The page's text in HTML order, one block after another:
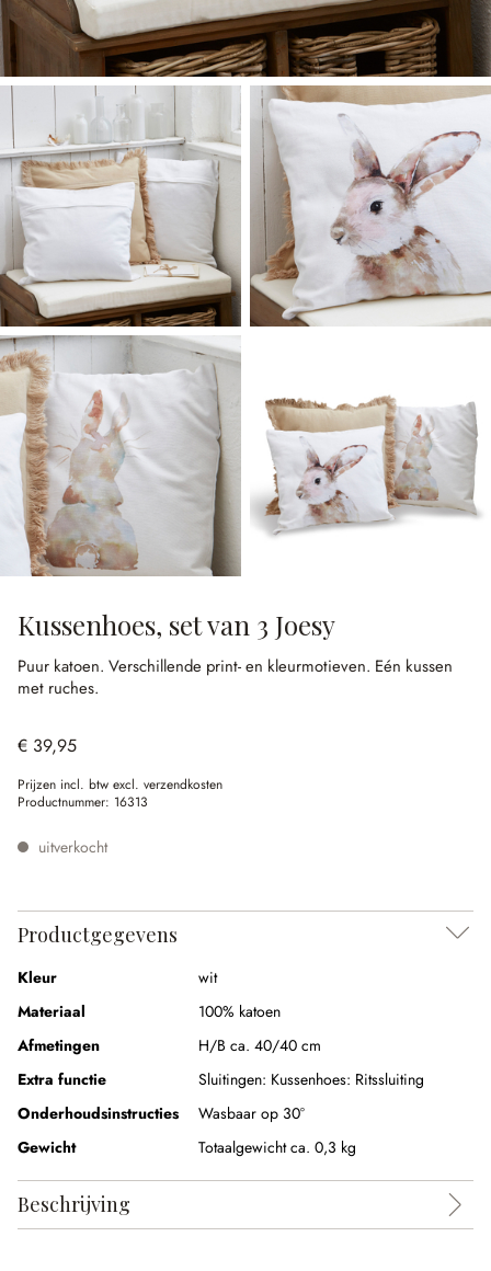
Kussenhoes, set van 3 Joesy
Puur katoen. Verschillende print- en kleurmotieven. Eén kussen
met ruches.
€ 39,95
Prijzen incl. btw excl. verzendkosten
Productnummer: 16313
uitverkocht
Productgegevens
Kleur
wit
Materiaal
100% katoen
Afmetingen
H/B ca. 40/40 cm
Extra functie
Sluitingen: Kussenhoes: Ritssluiting
Onderhoudsinstructies
Wasbaar op 30°
Gewicht
Totaalgewicht ca. 0,3 kg
Beschrijving